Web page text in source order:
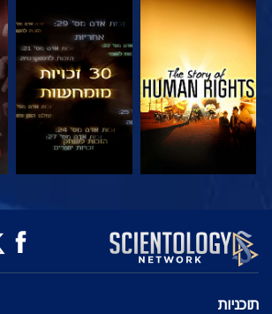
צפה צפה
צפה
תוכניות